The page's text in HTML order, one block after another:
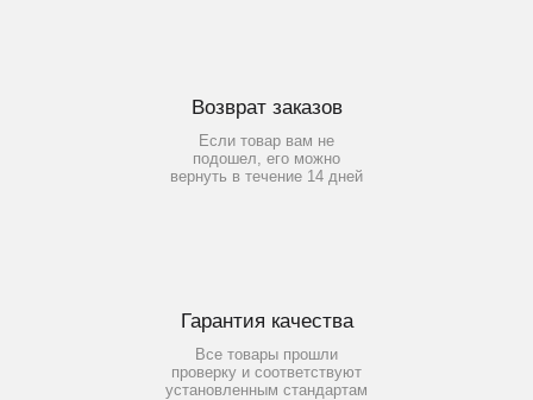
Возврат заказов
Если товар вам не
подошел, его можно
вернуть в течение 14 дней
Гарантия качества
Все товары прошли
проверку и соответствуют
установленным стандартам